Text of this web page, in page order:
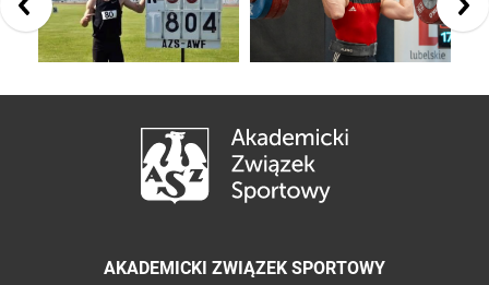
AKADEMICKI ZWIĄZEK SPORTOWY